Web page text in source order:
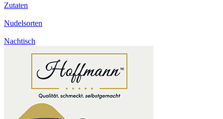
Zutaten
Nudelsorten
Nachtisch